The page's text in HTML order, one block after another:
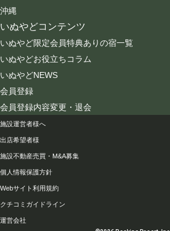
沖縄
いぬやどコンテンツ
いぬやど限定会員特典ありの宿一覧
いぬやどお役立ちコラム
いぬやどNEWS
会員登録
会員登録内容変更・退会
会社情報
施設運営者様へ
出店希望者様
施設不動産売買・M&A募集
個人情報保護方針
Webサイト利用規約
クチコミガイドライン
運営会社